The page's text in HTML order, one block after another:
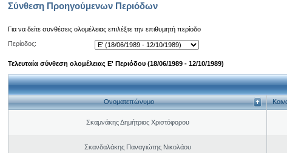
Σύνθεση Προηγούμενων Περιόδων
Για να δείτε συνθέσεις ολομέλειας επιλέξτε την επιθυμητή περίοδο
Περίοδος:
Τελευταία σύνθεση ολομέλειας Ε' Περιόδου (18/06/1989 - 12/10/1989)
Ονοματεπώνυμο
Σκαμνάκης Δημήτριος Χριστόφορου
Σκανδαλάκης Παναγιώτης Νικολάου